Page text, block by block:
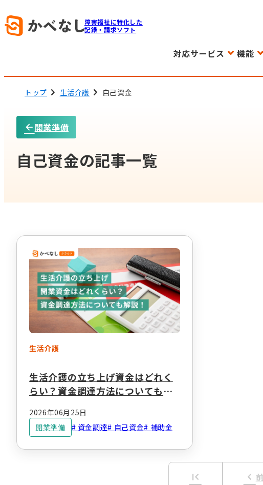
障害福祉に特化した
記録・請求ソフト
対応サービス 機能
トップ 生活介護 自己資金
開業準備
自己資金の記事一覧
生活介護
生活介護の立ち上げ資金はどれく
らい？資金調達方法についても解
2026年06月25日
開業準備
資金調達 自己資金 補助金
first_page keyboard_arrow_left